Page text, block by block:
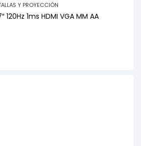
Y PROYECCIÓN
1ms HDMI VGA MM AA